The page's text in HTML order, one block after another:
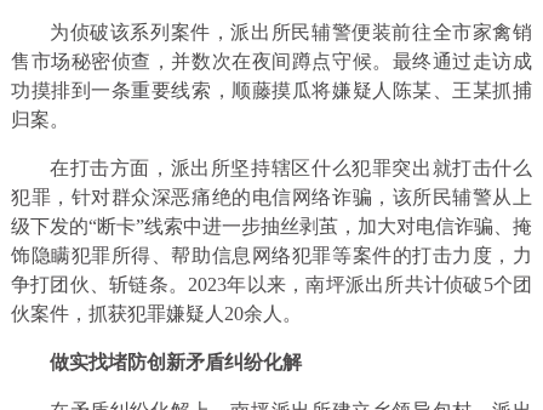
为侦破该系列案件，派出所民辅警便装前往全市家禽销
售市场秘密侦查，并数次在夜间蹲点守候。最终通过走访成
功摸排到一条重要线索，顺藤摸瓜将嫌疑人陈某、王某抓捕
归案。
在打击方面，派出所坚持辖区什么犯罪突出就打击什么
犯罪，针对群众深恶痛绝的电信网络诈骗，该所民辅警从上
级下发的“断卡”线索中进一步抽丝剥茧，加大对电信诈骗、掩
饰隐瞒犯罪所得、帮助信息网络犯罪等案件的打击力度，力
争打团伙、斩链条。2023年以来，南坪派出所共计侦破5个团
伙案件，抓获犯罪嫌疑人20余人。
做实找堵防创新矛盾纠纷化解